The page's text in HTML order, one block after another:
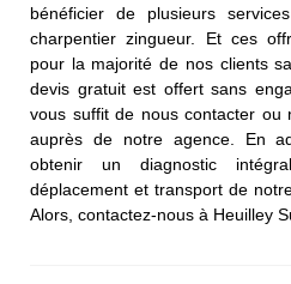
bénéficier de plusieurs
charpentier zingueur. Et ces
pour la majorité de nos clients
devis gratuit est offert sans
vous suffit de nous contacter ou
auprès de notre agence. En
obtenir un diagnostic
déplacement et transport de
Alors, contactez-nous à Heuilley